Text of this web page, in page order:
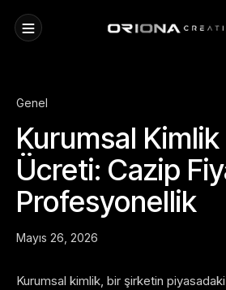
Genel
Kurumsal Kimlik
Ücreti: Cazip
Profesyonellik
Mayıs 26, 2026
Kurumsal kimlik, bir şirketin